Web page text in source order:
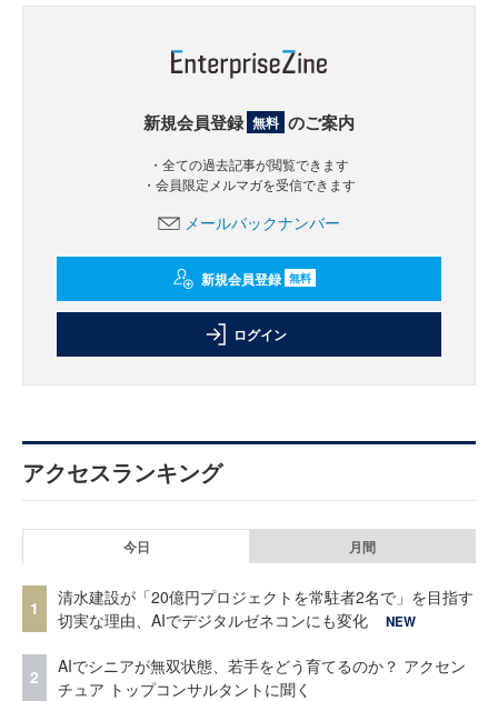
新規会員登録 無料 のご案内
・全ての過去記事が閲覧できます
・会員限定メルマガを受信できます
メールバックナンバー
新規会員登録 無料
ログイン
アクセスランキング
今日 月間
1
清水建設が「20億円プロジェクトを常駐者2名で」を目指す
切実な理由、AIでデジタルゼネコンにも変化
NEW
2
AIでシニアが無双状態、若手をどう育てるのか？ アクセン
チュア トップコンサルタントに聞く